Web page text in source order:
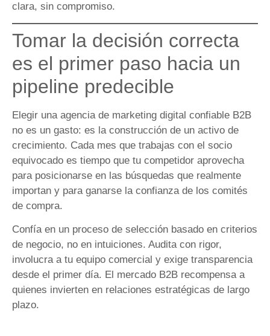
clara, sin compromiso.
Tomar la decisión correcta
es el primer paso hacia un
pipeline predecible
Elegir una agencia de marketing digital confiable B2B
no es un gasto: es la construcción de un activo de
crecimiento. Cada mes que trabajas con el socio
equivocado es tiempo que tu competidor aprovecha
para posicionarse en las búsquedas que realmente
importan y para ganarse la confianza de los comités
de compra.
Confía en un proceso de selección basado en criterios
de negocio, no en intuiciones. Audita con rigor,
involucra a tu equipo comercial y exige transparencia
desde el primer día. El mercado B2B recompensa a
quienes invierten en relaciones estratégicas de largo
plazo.